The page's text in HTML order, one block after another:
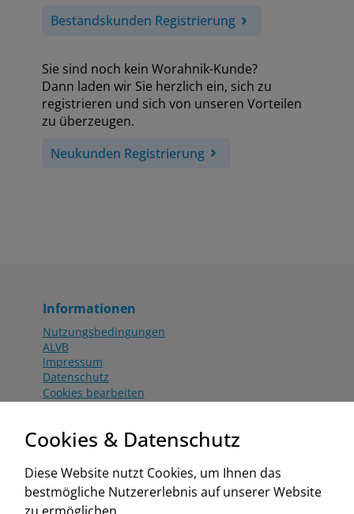
Bestandskunden Registrierung
Sie sind noch kein Worahnik-Kunde?
Dann laden wir Sie herzlich ein, sich zu
registrieren und sich von unseren Vorteilen
zu überzeugen.
Neukunden Registrierung
Informationen
Nutzungsbedingungen
ALVB
Impressum
Datenschutz
Cookies bearbeiten
Aktionsbedingungen
www.worahnik.at
Zentrale Köttlach
Cookies & Datenschutz
Diese Website nutzt Cookies, um Ihnen das
bestmögliche Nutzererlebnis auf unserer Website